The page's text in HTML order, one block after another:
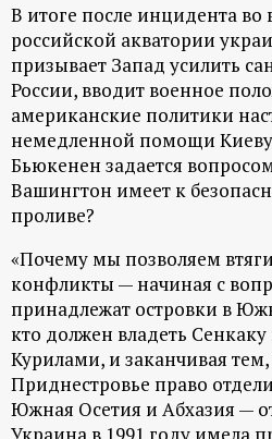
и
о
н
н
ы
й
п
о
В итоге после инцидента
российской акватории
призывает Запад усилить
России, вводит военное
американские политики
немедленной помощи
Бьюкенен задается
Вашингтон имеет к
проливе?
«Почему мы позволяем
конфликты — начиная с
принадлежат островки в
кто должен владеть
Курилами, и заканчивая
Приднестровье право
Южная Осетия и Абхазия —